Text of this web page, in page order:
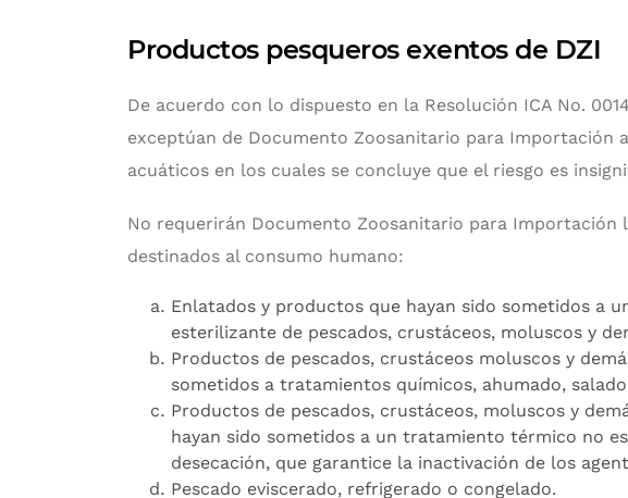
Productos pesqueros exentos de DZI
De acuerdo con lo dispuesto en la Resolución ICA No.
exceptúan de Documento Zoosanitario para Importación
acuáticos en los cuales se concluye que el riesgo es
No requerirán Documento Zoosanitario para Importación
destinados al consumo humano:
Enlatados y productos que hayan sido sometidos a
esterilizante de pescados, crustáceos, moluscos y
Productos de pescados, crustáceos moluscos y
sometidos a tratamientos químicos, ahumado,
Productos de pescados, crustáceos, moluscos y
hayan sido sometidos a un tratamiento térmico no
desecación, que garantice la inactivación de los
Pescado eviscerado, refrigerado o congelado.